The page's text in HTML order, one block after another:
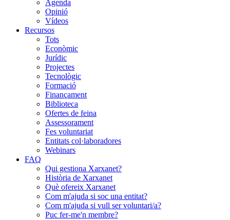
Agenda
Opinió
Vídeos
Recursos
Tots
Econòmic
Jurídic
Projectes
Tecnològic
Formació
Finançament
Biblioteca
Ofertes de feina
Assessorament
Fes voluntariat
Entitats col·laboradores
Webinars
FAQ
Qui gestiona Xarxanet?
Història de Xarxanet
Què ofereix Xarxanet
Com m'ajuda si soc una entitat?
Com m'ajuda si vull ser voluntari/a?
Puc fer-me'n membre?